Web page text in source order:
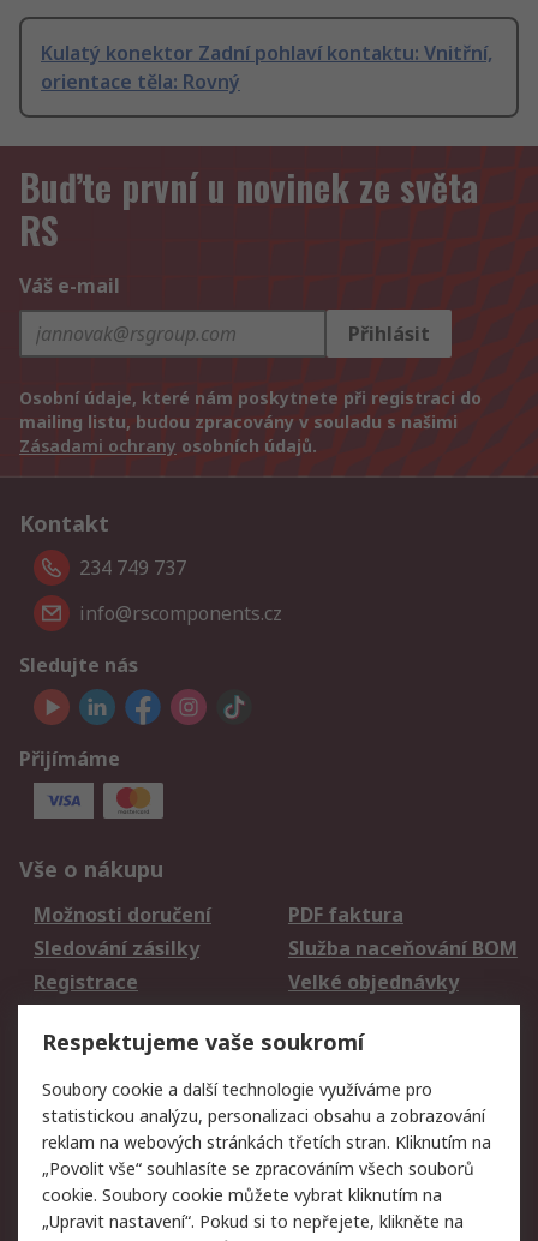
Kulatý konektor Zadní pohlaví kontaktu: Vnitřní,
orientace těla: Rovný
Buďte první u novinek ze světa
RS
Váš e-mail
Přihlásit
Osobní údaje, které nám poskytnete při registraci do
mailing listu, budou zpracovány v souladu s našimi
Zásadami ochrany osobních údajů.
Kontakt
234 749 737
info@rscomponents.cz
Sledujte nás
Přijímáme
Vše o nákupu
Možnosti doručení
PDF faktura
Sledování zásilky
Služba naceňování BOM
Registrace
Velké objednávky
Právní
Autorská práva
Obchodní podmínky
společnosti RS
Prohlášení o ochraně
údajů
Zabezpečení
elektronické pošty
Respektujeme vaše soukromí
Soubory cookie a další technologie využíváme pro
statistickou analýzu, personalizaci obsahu a zobrazování
reklam na webových stránkách třetích stran. Kliknutím na
„Povolit vše“ souhlasíte se zpracováním všech souborů
cookie. Soubory cookie můžete vybrat kliknutím na
„Upravit nastavení“. Pokud si to nepřejete, klikněte na